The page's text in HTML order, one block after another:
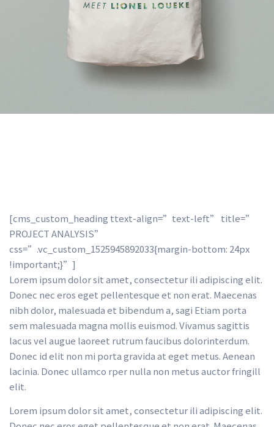
[cms_custom_heading ttext-align=”text-left” title=”
PROJECT ANALYSIS”
css=”.vc_custom_1525945892033{margin-bottom: 24px
!important;}”]
Lorem ipsum dolor sit amet, consectetur ili adipiscing elit.
Donec nec eros eget pellentesque et non erat. Maecenas
nibh dolor, malesuada et bibendum a, sagi Etiam porta
em malesuada magna mollis euismod. Vivamus sagittis
lacus vel augue laoreet rutrum faucibus dolorinterdum.
Donec id elit non mi porta gravida at eget metus. Aenean
lacinia. Donec ullamco rper nulla non metus auctor fringill
elit.
Lorem ipsum dolor sit amet, consectetur ili adipiscing elit.